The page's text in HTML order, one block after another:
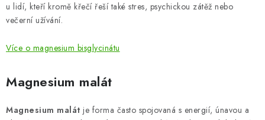
u lidí, kteří kromě křečí řeší také stres, psychickou zátěž nebo
večerní užívání.
Více o magnesium bisglycinátu
Magnesium malát
Magnesium malát je forma často spojovaná s energií, únavou a